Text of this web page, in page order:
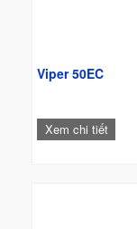
Viper 50EC
Xem chi tiết